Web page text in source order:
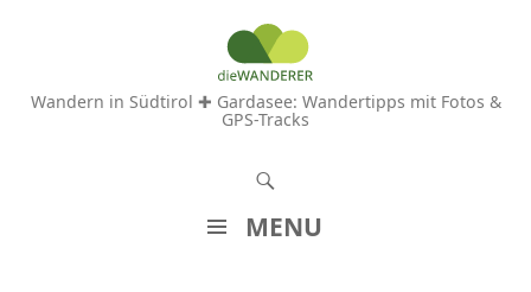
Wandern in Südtirol ✚ Gardasee: Wandertipps mit Fotos &
GPS-Tracks
MENU